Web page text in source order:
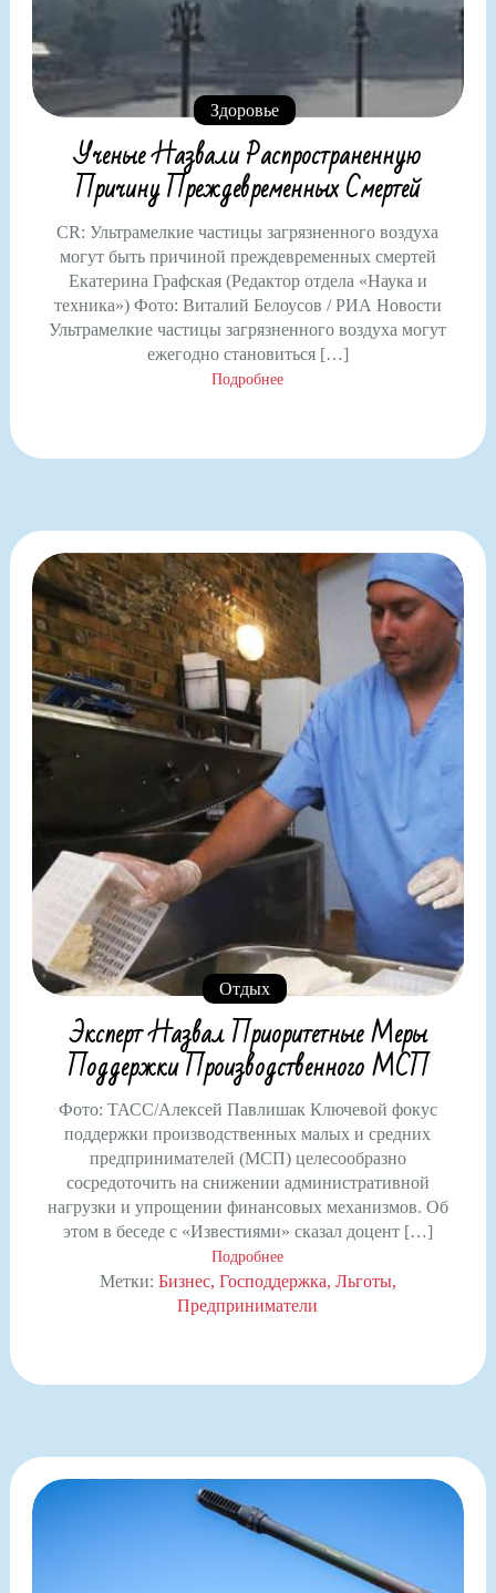
Здоровье
Ученые Назвали Распространенную
Причину Преждевременных Смертей
CR: Ультрамелкие частицы загрязненного воздуха
могут быть причиной преждевременных смертей
Екатерина Графская (Редактор отдела «Наука и
техника») Фото: Виталий Белоусов / РИА Новости
Ультрамелкие частицы загрязненного воздуха могут
ежегодно становиться […]
Подробнее
Отдых
Эксперт Назвал Приоритетные Меры
Поддержки Производственного МСП
Фото: ТАСС/Алексей Павлишак Ключевой фокус
поддержки производственных малых и средних
предпринимателей (МСП) целесообразно
сосредоточить на снижении административной
нагрузки и упрощении финансовых механизмов. Об
этом в беседе с «Известиями» сказал доцент […]
Подробнее
Метки: Бизнес Господдержка Льготы
Предприниматели